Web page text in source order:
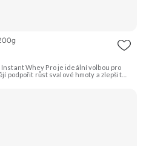
Whey Pro je ideální volbou pro
podpořit růst svalové hmoty a zlepšit